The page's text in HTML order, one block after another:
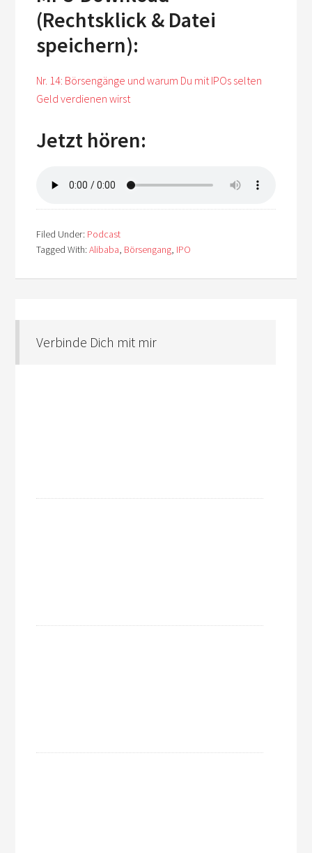
(Rechtsklick & Datei
speichern):
Nr. 14: Börsengänge und warum Du mit IPOs selten
Geld verdienen wirst
Jetzt hören:
Filed Under: Podcast
Tagged With:Alibaba, Börsengang, IPO
Verbinde Dich mit mir